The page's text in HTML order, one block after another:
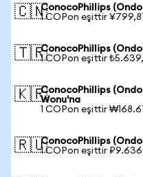
🇨🇳ConocoPhillips
1 COPon eşittir
🇹🇷ConocoPhillips
1 COPon eşittir
🇰🇷ConocoPhillips
Wonu'na
1 COPon eşittir
🇷🇺ConocoPhillips
1 COPon eşittir